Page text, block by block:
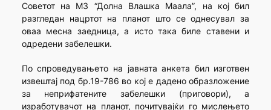
Советот на МЗ “Долна Влашка Маала”, на кој бил
разгледан нацртот на планот што се однесувал за
оваа месна заедница, а исто така биле ставени и
одредени забелешки.
По спроведувањето на јавната анкета бил изготвен
извештај под бр.19-786 во кој е дадено образложение
за неприфатените забелешки (приговори), а
изработувачот на планот, почитувајќи го мислењето